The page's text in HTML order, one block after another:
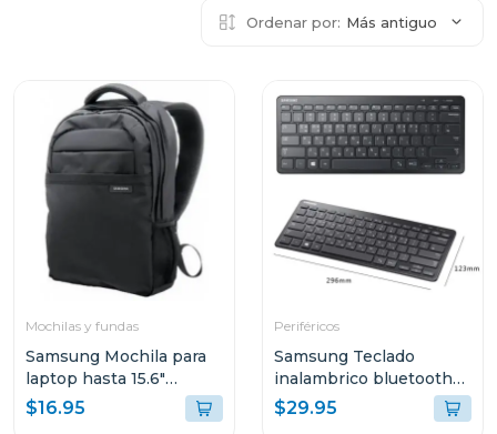
Ordenar por: Más antiguo
Mochilas y fundas
Samsung Mochila para
laptop hasta 15.6"
aabp2nm
$16.95
Periféricos
Samsung Teclado
inalambrico bluetooth
aask7pw
$29.95